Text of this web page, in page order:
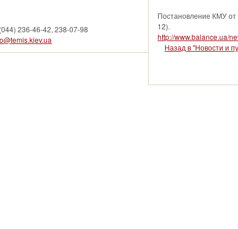
Постановление КМУ от
12).
http://www.balance.ua/
Назад в "Новости и
236-46-42, 238-07-98